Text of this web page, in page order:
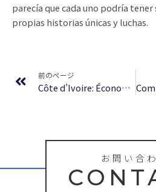
parecía que cada uno podría
propias historias únicas y luchas.
前のページ
Côte d’Ivoire: Économie et société à la veille de l’indépendance, 1940-1960 – [PDF, EPUB]
お問い合